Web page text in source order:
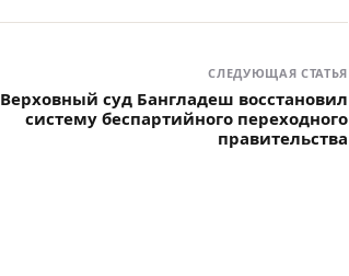
СЛЕДУЮЩАЯ СТАТЬЯ
Верховный суд Бангладеш восстановил
систему беспартийного переходного
правительства